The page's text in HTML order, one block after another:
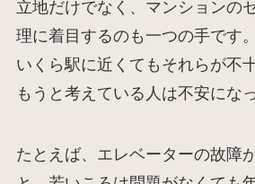
立地だけでなく、マンションの
理に着目するのも一つの手です。
いくら駅に近くてもそれらが不
もうと考えている人は不安にな
たとえば、エレベーターの故障